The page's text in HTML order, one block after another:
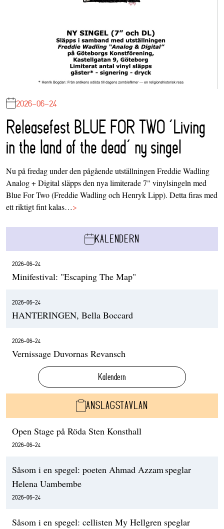
2026-06-24
Releasefest BLUE FOR TWO ‘Living
in the land of the dead’ ny singel
Nu på fredag under den pågående utställningen Freddie Wadling
Analog + Digital släpps den nya limiterade 7" vinylsingeln med
Blue For Two (Freddie Wadling och Henryk Lipp). Detta firas med
ett riktigt fint kalas…>
KALENDERN
2026-06-24
Minifestival: "Escaping The Map"
2026-06-24
HANTERINGEN, Bella Boccard
2026-06-24
Vernissage Duvornas Revansch
Kalendern
ANSLAGSTAVLAN
Open Stage på Röda Sten Konsthall
2026-06-24
Såsom i en spegel: poeten Ahmad Azzam speglar
Helena Uambembe
2026-06-24
Såsom i en spegel: cellisten My Hellgren speglar